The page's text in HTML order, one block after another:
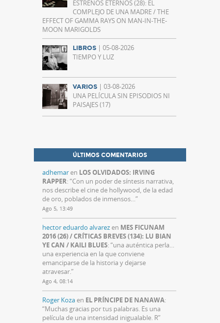
ESTRENOS ETERNOS (28): EL
COMPLEJO DE UNA MADRE / THE
EFFECT OF GAMMA RAYS ON MAN-IN-THE-
MOON MARIGOLDS
LIBROS | 05-08-2026
TIEMPO Y LUZ
VARIOS | 03-08-2026
UNA PELÍCULA SIN EPISODIOS NI
PAISAJES (17)
ÚLTIMOS COMENTARIOS
adhemaren LOS OLVIDADOS: IRVING
RAPPER: “Con un poder de síntesis narrativa,
nos describe el cine de hollywood, de la edad
de oro, poblados de inmensos…”
Ago 5, 13:49
hector eduardo alvarezen MES FICUNAM
2016 (26) / CRÍTICAS BREVES (134): LU BIAN
YE CAN / KAILI BLUES: “una auténtica perla…
una experiencia en la que conviene
emanciparse de la historia y dejarse
atravesar.”
Ago 4, 08:14
Roger Kozaen EL PRÍNCIPE DE NANAWA:
“Muchas gracias por tus palabras. Es una
película de una intensidad inigualable. R”